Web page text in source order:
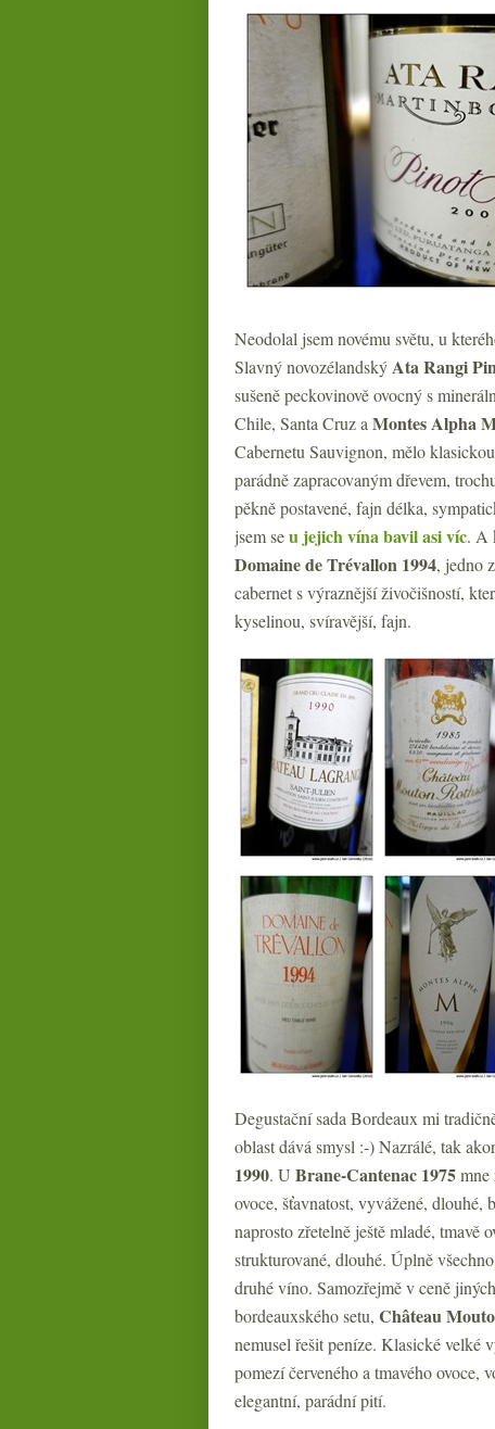
Neodolal jsem novému světu, u
Slavný novozélandskýAta Rangi
sušeně peckovinově ovocný s
Chile, Santa Cruz a Montes Alpha
Cabernetu Sauvignon, mělo
parádně zapracovaným dřevem,
pěkně postavené, fajn délka,
jsem seu jejich vína bavil asi víc. A
Domaine de Trévallon 1994, jedno
cabernet s výraznější živočišností,
kyselinou, svíravější, fajn.
Degustační sada Bordeaux mi
oblast dává smysl :-) Nazrálé, tak
1990. U Brane-Cantenac 1975mne
ovoce, šťavnatost, vyvážené, dlouhé,
naprosto zřetelně ještě mladé, tmavě
strukturované, dlouhé. Úplně
druhé víno. Samozřejmě v ceně
bordeauxského setu, Château
nemusel řešit peníze. Klasické velké
pomezí červeného a tmavého ovoce,
elegantní, parádní pití.